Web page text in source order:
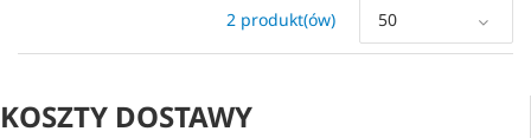
2 produkt(ów) 50
KOSZTY DOSTAWY